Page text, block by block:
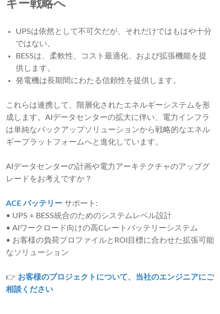
ギー戦略へ
UPSは依然として不可欠だが、それだけではもはや十分
ではない。
BESSは、柔軟性、コスト最適化、および拡張機能を提
供します。
発電機は長期間にわたる信頼性を提供します。
これらは連携して、階層化されたエネルギーシステムを形
成します。AIデータセンターの拡大に伴い、電力インフラ
は単純なバックアップソリューションから戦略的なエネル
ギープラットフォームへと進化しています。
AIデータセンターの計画や電力アーキテクチャのアップグ
レードをお考えですか？
ACE バッテリー サポート:
• UPS + BESS統合のためのシステムレベル設計
• AIワークロード向けの高Cレートバッテリーシステム
• お客様の負荷プロファイルとROI目標に合わせた拡張可能
なソリューション
👉 お客様のプロジェクトについて、当社のエンジニアにご
相談ください